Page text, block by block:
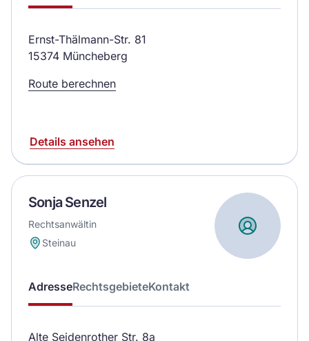
Ernst-Thälmann-Str. 81
15374 Müncheberg
Route berechnen
Details ansehen
Sonja Senzel
Rechtsanwältin
Steinau
AdresseRechtsgebieteKontakt
Alte Seidenrother Str. 8a